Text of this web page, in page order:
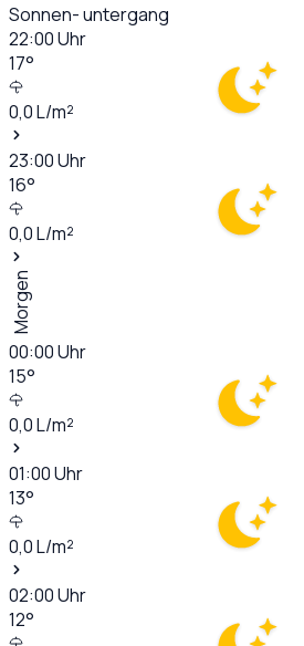
Sonnen- untergang
22:00Uhr
17°
0,0L/m²
23:00Uhr
16°
0,0L/m²
Morgen
00:00Uhr
15°
0,0L/m²
01:00Uhr
13°
0,0L/m²
02:00Uhr
12°